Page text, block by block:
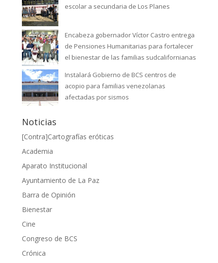
escolar a secundaria de Los Planes
Encabeza gobernador Víctor Castro entrega
de Pensiones Humanitarias para fortalecer
el bienestar de las familias sudcalifornianas
Instalará Gobierno de BCS centros de
acopio para familias venezolanas
afectadas por sismos
Noticias
[Contra]Cartografías eróticas
Academia
Aparato Institucional
Ayuntamiento de La Paz
Barra de Opinión
Bienestar
Cine
Congreso de BCS
Crónica